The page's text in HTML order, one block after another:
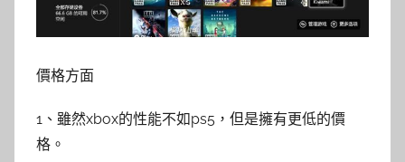
價格方面
1、雖然xbox的性能不如ps5，但是擁有更低的價
格。